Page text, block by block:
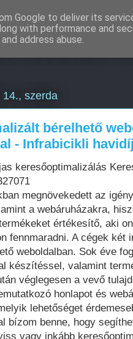
készítés
14., szerda
bérelhető
- Infrabicikli
keresőoptimalizálás
megnövekedett az
a webáruházakra,
értékesítő, aki
fennmaradni. A cégek két
weboldalban. Sok éve
készítéssel, valamint
véglegesen a vevő
honlapot és
lehetőséget
bízom benne, hogy
vagy inkább
Google to deliver its
with performance and
address abuse.